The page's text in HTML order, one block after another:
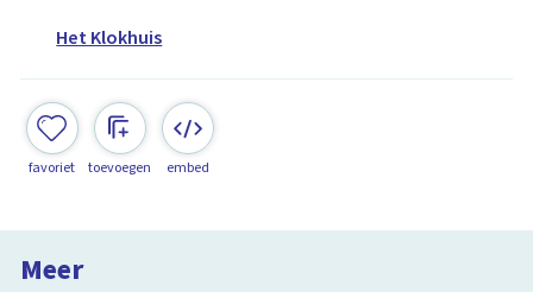
Het Klokhuis
favoriet toevoegen embed
Meer